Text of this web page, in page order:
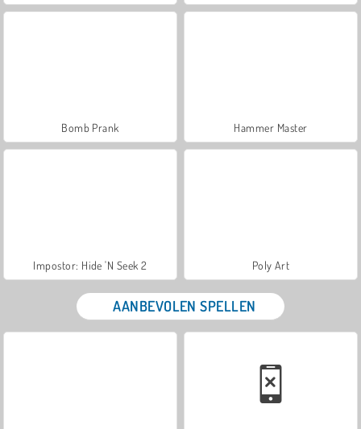
Bomb Prank Hammer Master
Impostor: Hide 'N Seek 2 Poly Art
AANBEVOLEN SPELLEN